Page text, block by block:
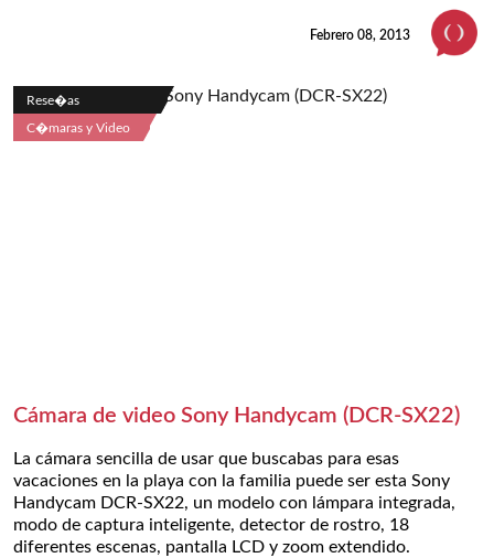
Febrero 08, 2013
Rese�as
C�maras y Video
Cámara de video Sony Handycam (DCR-SX22)
La cámara sencilla de usar que buscabas para esas
vacaciones en la playa con la familia puede ser esta Sony
Handycam DCR-SX22, un modelo con lámpara integrada,
modo de captura inteligente, detector de rostro, 18
diferentes escenas, pantalla LCD y zoom extendido.